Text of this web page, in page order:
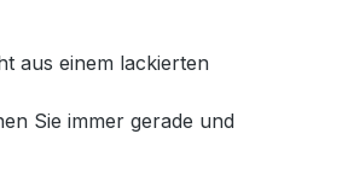
aus einem lackierten
Sie immer gerade und